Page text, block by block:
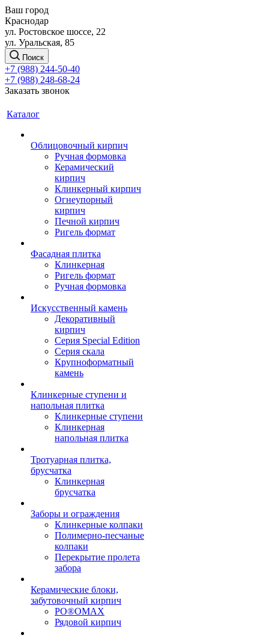
Ваш город
Краснодар
ул. Ростовское шоссе, 22
ул. Уральская, 85
Поиск
+7 (988) 244-50-40
+7 (988) 248-68-24
Заказать звонок
Каталог
Облицовочный кирпич
Ручная формовка
Керамический
кирпич
Клинкерный кирпич
Огнеупорный
кирпич
Печной кирпич
Ригель формат
Фасадная плитка
Клинкерная
Ригель формат
Ручная формовка
Искусственный камень
Декоративный
кирпич
Серия Special Edition
Серия скала
Крупноформатный
камень
Клинкерные ступени и
напольная плитка
Клинкерные ступени
Клинкерная
напольная плитка
Тротуарная плитка,
брусчатка
Клинкерная
брусчатка
Заборы и ограждения
Клинкерные колпаки
Полимерно-песчаные
колпаки
Перекрытие пролета
забора
Керамические блоки,
забутовочный кирпич
PO®OMAX
Рядовой кирпич